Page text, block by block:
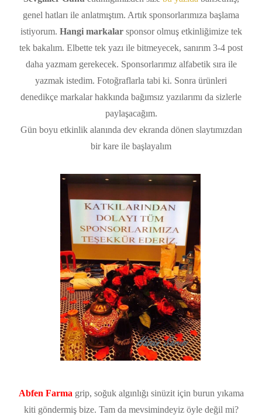
genel hatları ile anlatmıştım. Artık sponsorlarımıza başlama
istiyorum. Hangi markalar sponsor olmuş etkinliğimize tek
tek bakalım. Elbette tek yazı ile bitmeyecek, sanırım 3-4 post
daha yazmam gerekecek. Sponsorlarımız alfabetik sıra ile
yazmak istedim. Fotoğraflarla tabi ki. Sonra ürünleri
denedikçe markalar hakkında bağımsız yazılarımı da sizlerle
paylaşacağım.
Gün boyu etkinlik alanında dev ekranda dönen slaytımızdan
bir kare ile başlayalım
Abfen Farma grip, soğuk algınlığı sinüzit için burun yıkama
kiti göndermiş bize. Tam da mevsimindeyiz öyle değil mi?